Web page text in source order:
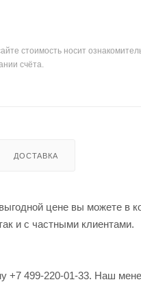
стоимость носит
счёта.
ДОСТАВКА
цене вы можете в
и с частными клиентами.
+7 499-220-01-33. Наш